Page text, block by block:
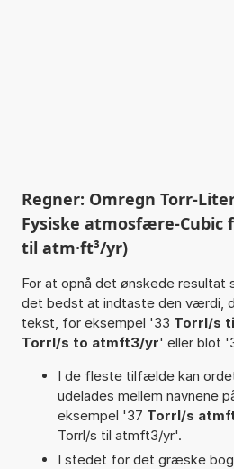
Regner: Omregn Torr-
Fysiske atmosfære-Cubic
til atm·ft³/yr)
For at opnå det ønskede resultat
det bedst at indtaste den værdi,
tekst, for eksempel '33 Torrl/s
Torrl/s to atmft3/yr' eller blot
I de fleste tilfælde kan
udelades mellem navnene
eksempel '37 Torrl/s
Torrl/s til atmft3/yr'.
I stedet for det græske